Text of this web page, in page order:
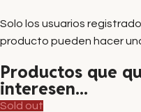
Solo los usuarios
producto pueden hacer
Productos que
interesen...
Sold out